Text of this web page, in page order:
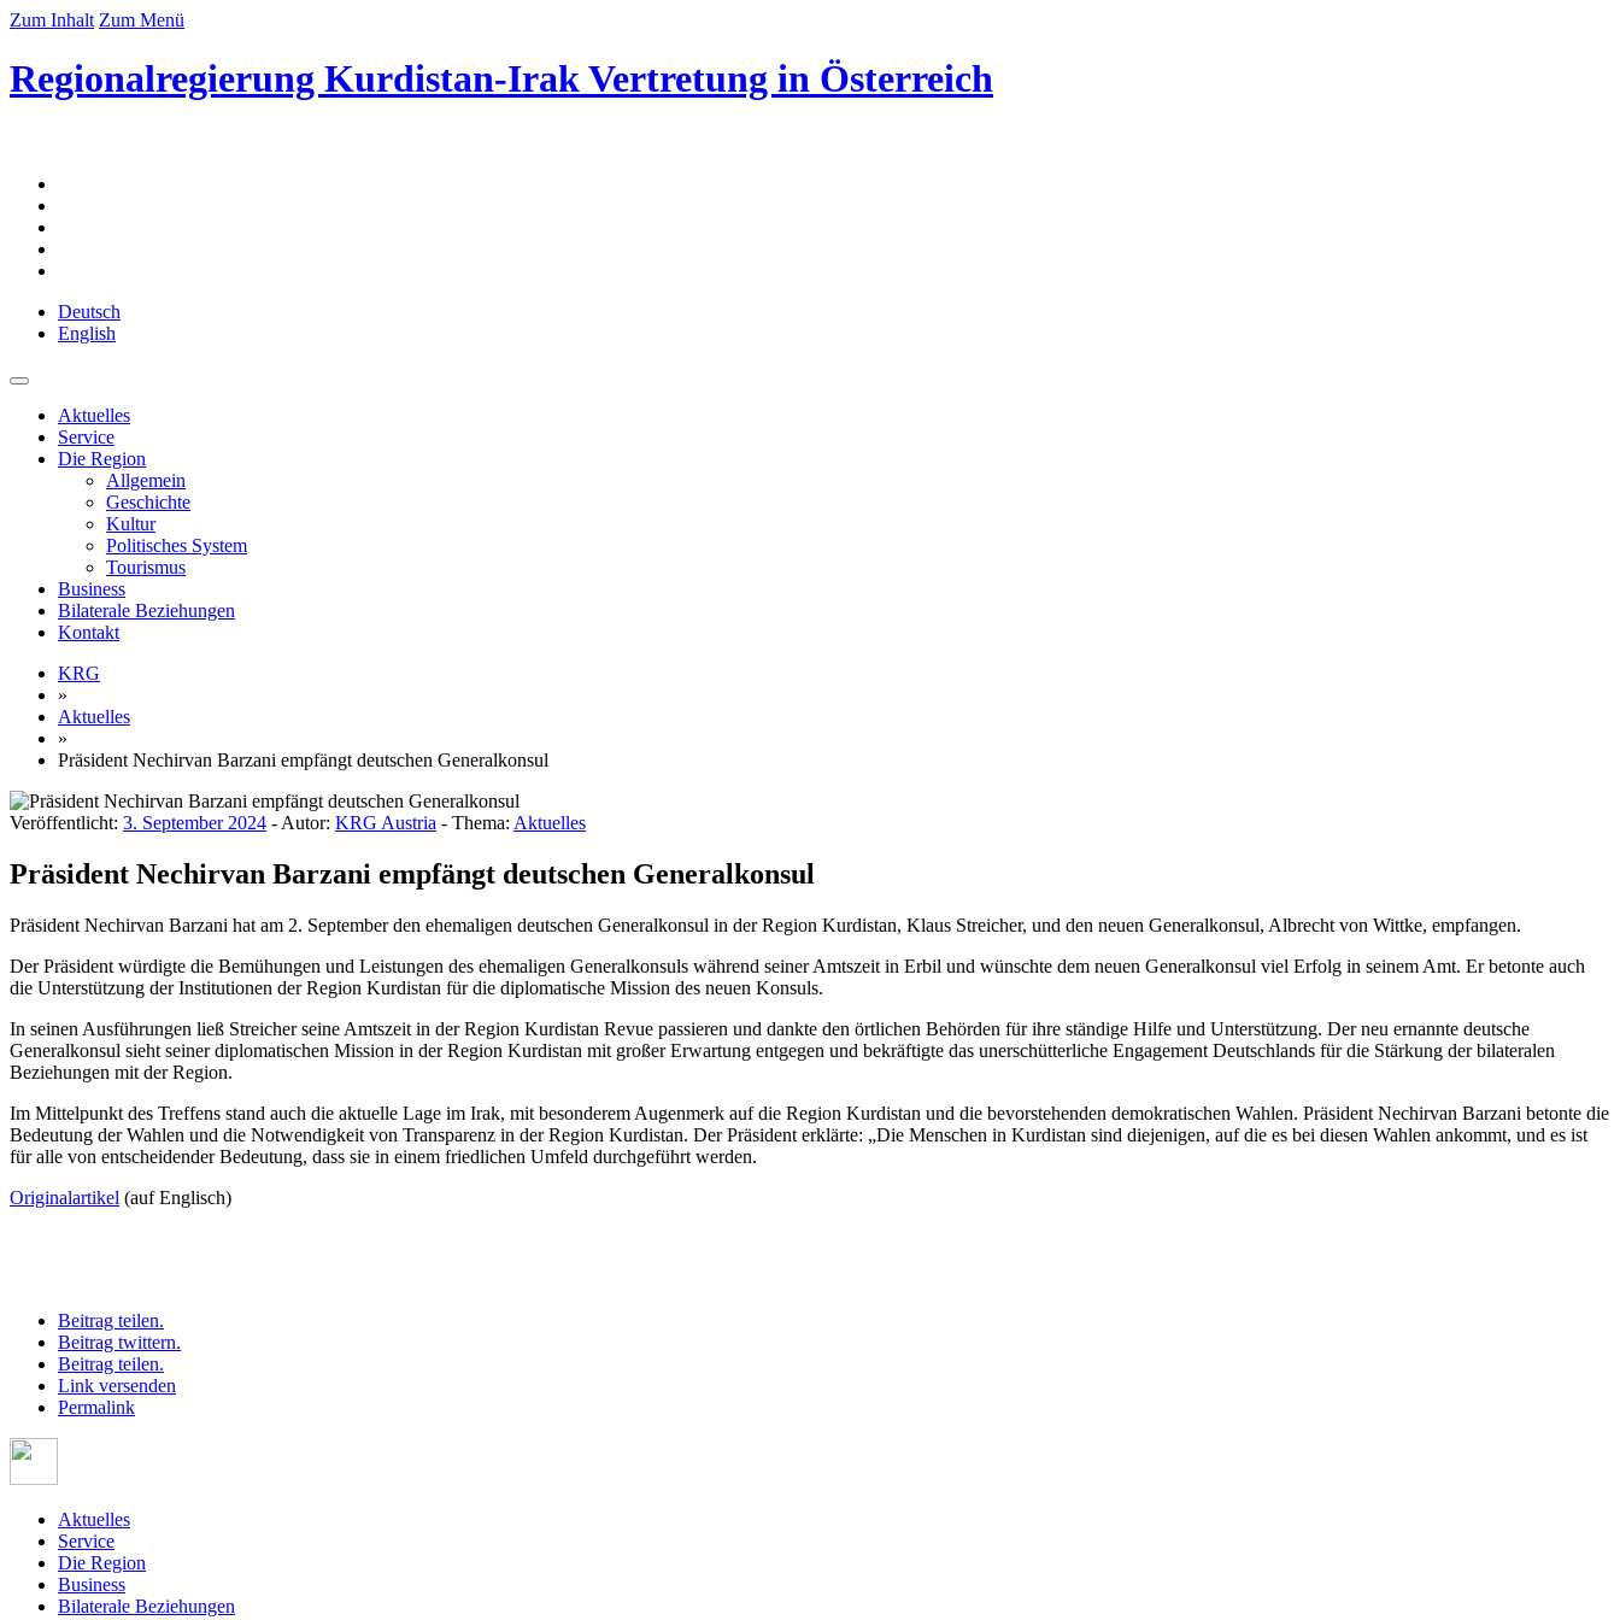
Zum Inhalt Zum Menü
Regionalregierung Kurdistan-Irak Vertretung in Österreich
Deutsch
English
Aktuelles
Service
Die Region
Allgemein
Geschichte
Kultur
Politisches System
Tourismus
Business
Bilaterale Beziehungen
Kontakt
KRG
»
Aktuelles
»
Präsident Nechirvan Barzani empfängt deutschen Generalkonsul
Veröffentlicht: 3. September 2024 - Autor: KRG Austria - Thema: Aktuelles
Präsident Nechirvan Barzani empfängt deutschen Generalkonsul
Präsident Nechirvan Barzani hat am 2. September den ehemaligen deutschen Generalkonsul in der Region Kurdistan, Klaus Streicher, und den neuen Generalkonsul, Albrecht von Wittke, empfangen.
Der Präsident würdigte die Bemühungen und Leistungen des ehemaligen Generalkonsuls während seiner Amtszeit in Erbil und wünschte dem neuen Generalkonsul viel Erfolg in seinem Amt. Er betonte auch
die Unterstützung der Institutionen der Region Kurdistan für die diplomatische Mission des neuen Konsuls.
In seinen Ausführungen ließ Streicher seine Amtszeit in der Region Kurdistan Revue passieren und dankte den örtlichen Behörden für ihre ständige Hilfe und Unterstützung. Der neu ernannte deutsche
Generalkonsul sieht seiner diplomatischen Mission in der Region Kurdistan mit großer Erwartung entgegen und bekräftigte das unerschütterliche Engagement Deutschlands für die Stärkung der bilateralen
Beziehungen mit der Region.
Im Mittelpunkt des Treffens stand auch die aktuelle Lage im Irak, mit besonderem Augenmerk auf die Region Kurdistan und die bevorstehenden demokratischen Wahlen. Präsident Nechirvan Barzani betonte die
Bedeutung der Wahlen und die Notwendigkeit von Transparenz in der Region Kurdistan. Der Präsident erklärte: „Die Menschen in Kurdistan sind diejenigen, auf die es bei diesen Wahlen ankommt, und es ist
für alle von entscheidender Bedeutung, dass sie in einem friedlichen Umfeld durchgeführt werden.
Originalartikel (auf Englisch)
Beitrag teilen.
Beitrag twittern.
Beitrag teilen.
Link versenden
Permalink
Aktuelles
Service
Die Region
Business
Bilaterale Beziehungen